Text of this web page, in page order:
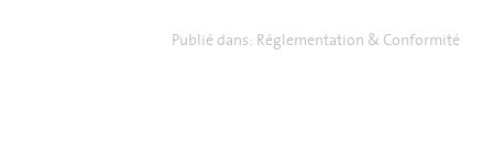
Publié dans: Réglementation & Conformité